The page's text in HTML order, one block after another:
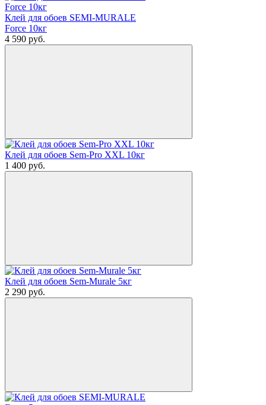
Клей для обоев SEMI-MURALE
Force 10кг
4 590 руб.
Клей для обоев Sem-Pro XXL 10кг
1 400 руб.
Клей для обоев Sem-Murale 5кг
2 290 руб.